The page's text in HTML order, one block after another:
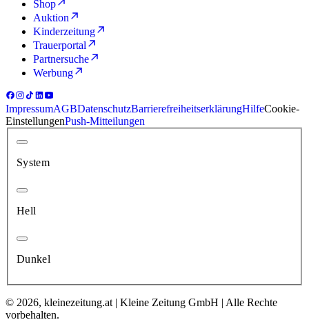
Shop
Auktion
Kinderzeitung
Trauerportal
Partnersuche
Werbung
ImpressumAGBDatenschutzBarrierefreiheitserklärungHilfeCookie-
EinstellungenPush-Mitteilungen
System
Hell
Dunkel
© 2026, kleinezeitung.at | Kleine Zeitung GmbH | Alle Rechte
vorbehalten.